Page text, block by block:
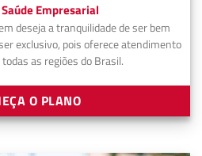
Empresarial
deseja a tranquilidade de ser bem
exclusivo, pois oferece atendimento
as regiões do Brasil.
O PLANO